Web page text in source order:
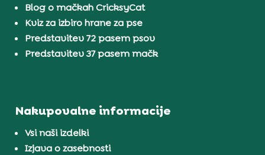
Blog o mačkah CricksyCat
Kviz za izbiro hrane za pse
Predstavitev 72 pasem psov
Predstavitev 37 pasem mačk
Nakupovalne informacije
Vsi naši izdelki
Izjava o zasebnosti